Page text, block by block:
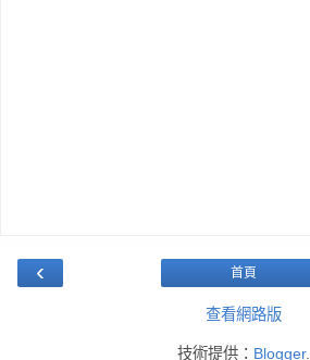
‹ 首頁
查看網路版
技術提供： Blogger.